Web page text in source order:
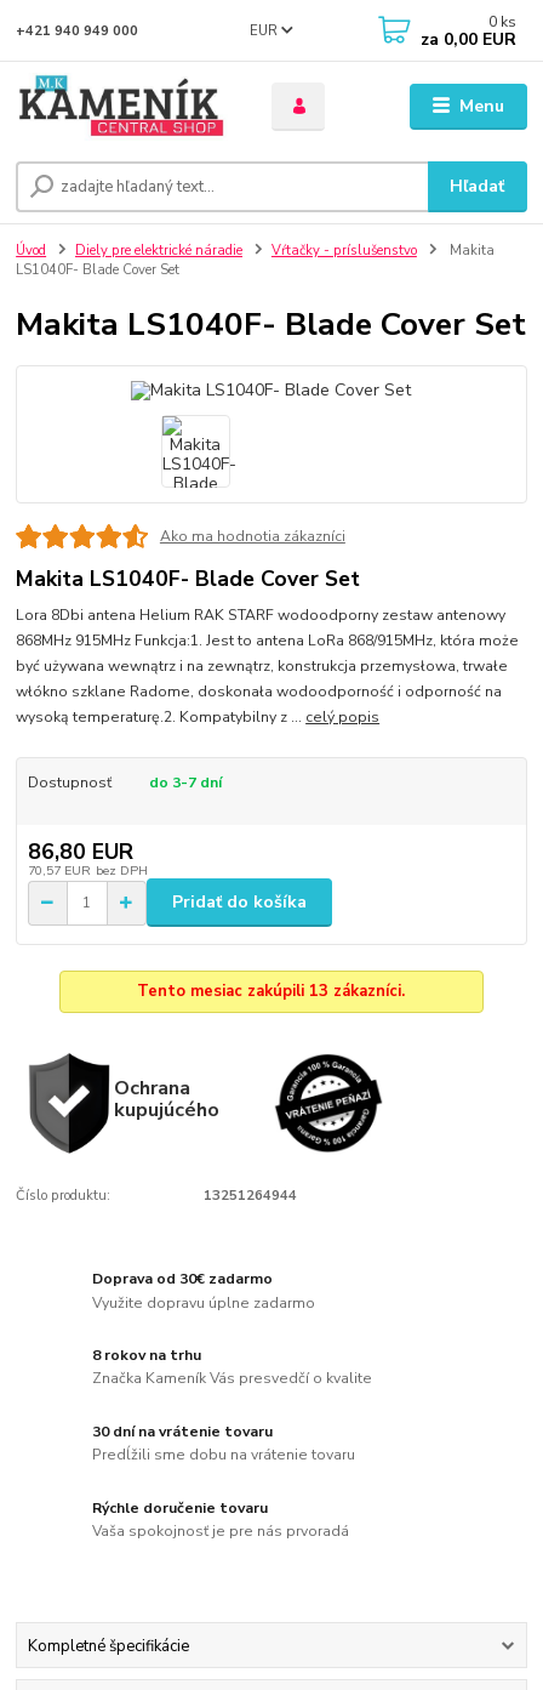
Menu
EUR
Hľadať
+421 940 949 000 0 ks
za 0,00 EUR
Úvod Diely pre elektrické náradie Vŕtačky - príslušenstvo
Makita
LS1040F- Blade Cover Set
Makita LS1040F- Blade Cover Set
Ako ma hodnotia zákazníci
Makita LS1040F- Blade Cover Set
Lora 8Dbi antena Helium RAK STARF wodoodporny zestaw antenowy
868MHz 915MHz Funkcja:1. Jest to antena LoRa 868/915MHz, która może
być używana wewnątrz i na zewnątrz, konstrukcja przemysłowa, trwałe
włókno szklane Radome, doskonała wodoodporność i odporność na
wysoką temperaturę.2. Kompatybilny z ... celý popis
Dostupnosť do 3-7 dní
86,80 EUR
70,57 EUR bez DPH
Pridať do košíka
Tento mesiac zakúpili 13 zákazníci.
Ochrana
kupujúcého
Číslo produktu: 13251264944
Doprava od 30€ zadarmo
Využite dopravu úplne zadarmo
8 rokov na trhu
Značka Kameník Vás presvedčí o kvalite
30 dní na vrátenie tovaru
Predĺžili sme dobu na vrátenie tovaru
Rýchle doručenie tovaru
Vaša spokojnosť je pre nás prvoradá
Kompletné špecifikácie